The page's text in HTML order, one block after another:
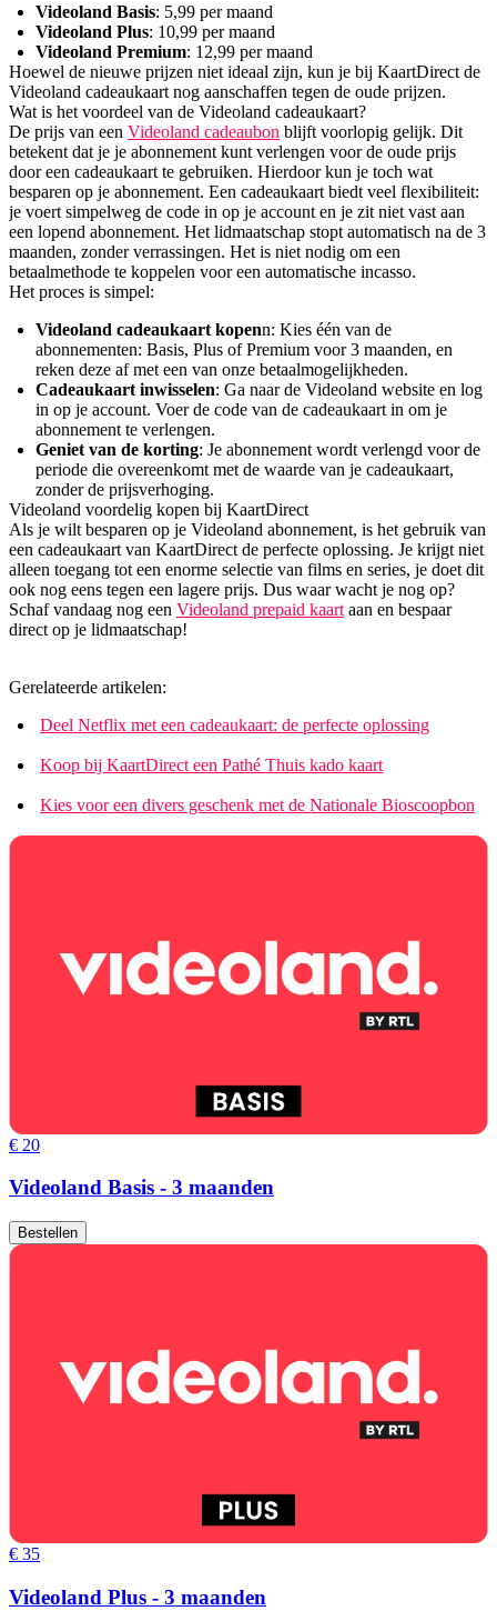
Videoland Basis: 5,99 per maand
Videoland Plus: 10,99 per maand
Videoland Premium: 12,99 per maand
Hoewel de nieuwe prijzen niet ideaal zijn, kun je bij KaartDirect de
Videoland cadeaukaart nog aanschaffen tegen de oude prijzen.
Wat is het voordeel van de Videoland cadeaukaart?
De prijs van een Videoland cadeaubon blijft voorlopig gelijk. Dit
betekent dat je je abonnement kunt verlengen voor de oude prijs
door een cadeaukaart te gebruiken. Hierdoor kun je toch wat
besparen op je abonnement. Een cadeaukaart biedt veel flexibiliteit:
je voert simpelweg de code in op je account en je zit niet vast aan
een lopend abonnement. Het lidmaatschap stopt automatisch na de 3
maanden, zonder verrassingen. Het is niet nodig om een
betaalmethode te koppelen voor een automatische incasso.
Het proces is simpel:
Videoland cadeaukaart kopenn: Kies één van de
abonnementen: Basis, Plus of Premium voor 3 maanden, en
reken deze af met een van onze betaalmogelijkheden.
Cadeaukaart inwisselen: Ga naar de Videoland website en log
in op je account. Voer de code van de cadeaukaart in om je
abonnement te verlengen.
Geniet van de korting: Je abonnement wordt verlengd voor de
periode die overeenkomt met de waarde van je cadeaukaart,
zonder de prijsverhoging.
Videoland voordelig kopen bij KaartDirect
Als je wilt besparen op je Videoland abonnement, is het gebruik van
een cadeaukaart van KaartDirect de perfecte oplossing. Je krijgt niet
alleen toegang tot een enorme selectie van films en series, je doet dit
ook nog eens tegen een lagere prijs. Dus waar wacht je nog op?
Schaf vandaag nog een Videoland prepaid kaart aan en bespaar
direct op je lidmaatschap!
Gerelateerde artikelen:
Deel Netflix met een cadeaukaart: de perfecte oplossing
Koop bij KaartDirect een Pathé Thuis kado kaart
Kies voor een divers geschenk met de Nationale Bioscoopbon
€ 20
Videoland Basis - 3 maanden
Bestellen
€ 35
Videoland Plus - 3 maanden